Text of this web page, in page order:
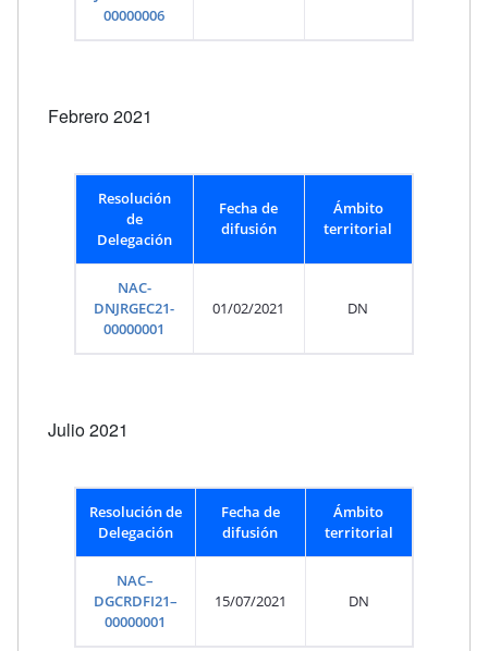
00000006
Febrero 2021
Resolución
de
Delegación
Fecha de
difusión
Ámbito
territorial
NAC-
DNJRGEC21-
00000001
01/02/2021 DN
Julio 2021
Resolución de
Delegación
Fecha de
difusión
Ámbito
territorial
NAC–
DGCRDFI21–
00000001
15/07/2021 DN